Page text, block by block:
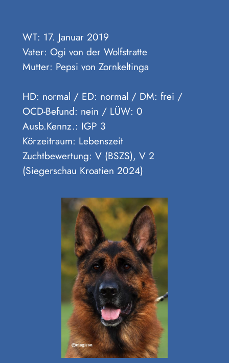
WT: 17. Januar 2019
Vater: Ogi von der Wolfstratte
Mutter: Pepsi von Zornkeltinga
HD: normal / ED: normal / DM: frei /
OCD-Befund: nein / LÜW: 0
Ausb.Kennz.: IGP 3
Körzeitraum: Lebenszeit
Zuchtbewertung: V (BSZS), V 2
(Siegerschau Kroatien 2024)